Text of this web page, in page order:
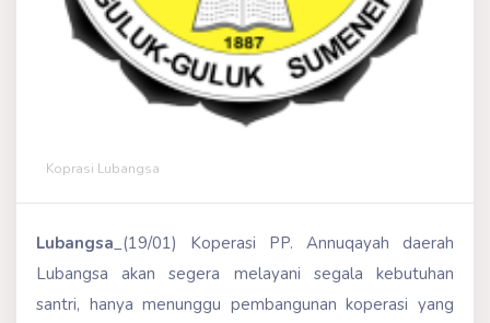
Koprasi Lubangsa
Lubangsa_(19/01) Koperasi PP. Annuqayah daerah
Lubangsa akan segera melayani segala kebutuhan
santri, hanya menunggu pembangunan koperasi yang